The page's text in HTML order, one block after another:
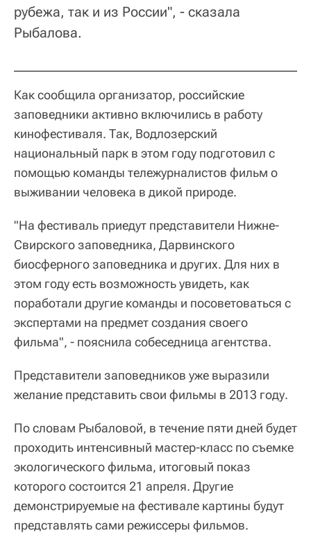
рубежа, так и из России", - сказала
Рыбалова.
Как сообщила организатор, российские
заповедники активно включились в работу
кинофестиваля. Так, Водлозерский
национальный парк в этом году подготовил с
помощью команды тележурналистов фильм о
выживании человека в дикой природе.
"На фестиваль приедут представители Нижне-
Свирского заповедника, Дарвинского
биосферного заповедника и других. Для них в
этом году есть возможность увидеть, как
поработали другие команды и посоветоваться с
экспертами на предмет создания своего
фильма", - пояснила собеседница агентства.
Представители заповедников уже выразили
желание представить свои фильмы в 2013 году.
По словам Рыбаловой, в течение пяти дней будет
проходить интенсивный мастер-класс по съемке
экологического фильма, итоговый показ
которого состоится 21 апреля. Другие
демонстрируемые на фестивале картины будут
представлять сами режиссеры фильмов.